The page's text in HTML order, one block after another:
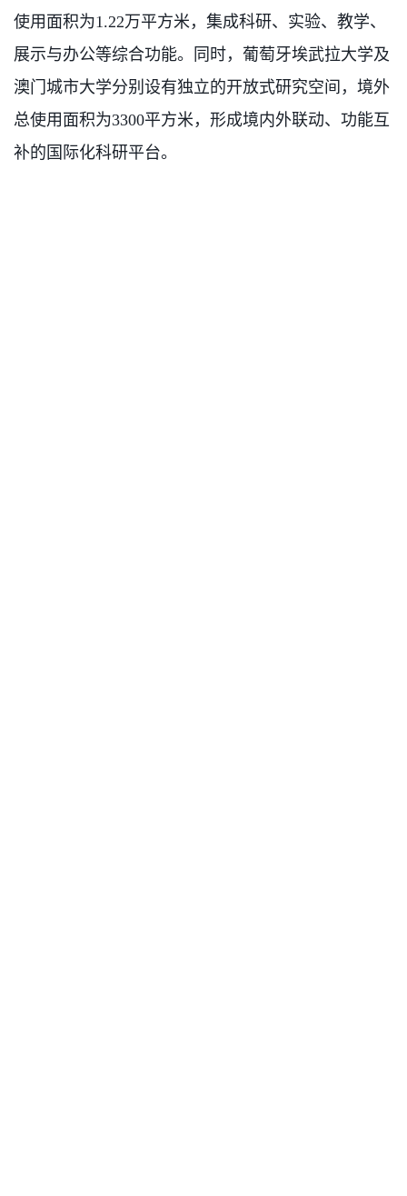
使用面积为1.22万平方米，集成科研、实验、教学、
展示与办公等综合功能。同时，葡萄牙埃武拉大学及
澳门城市大学分别设有独立的开放式研究空间，境外
总使用面积为3300平方米，形成境内外联动、功能互
补的国际化科研平台。